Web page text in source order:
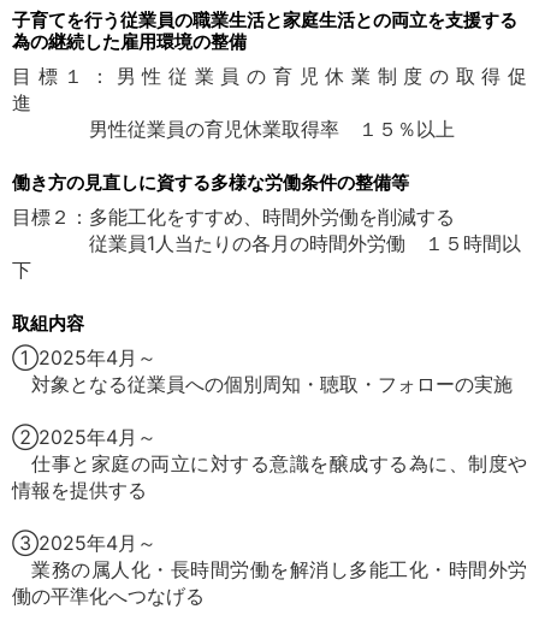
子育てを行う従業員の職業生活と家庭生活との両立を支援する
為の継続した雇用環境の整備
目標１：男性従業員の育児休業制度の取得促
進
男性従業員の育児休業取得率 １５％以上
働き方の見直しに資する多様な労働条件の整備等
目標２：多能工化をすすめ、時間外労働を削減する
従業員1人当たりの各月の時間外労働 １５時間以
下
取組内容
①2025年4月～
対象となる従業員への個別周知・聴取・フォローの実施
②2025年4月～
仕事と家庭の両立に対する意識を醸成する為に、制度や
情報を提供する
③2025年4月～
業務の属人化・長時間労働を解消し多能工化・時間外労
働の平準化へつなげる